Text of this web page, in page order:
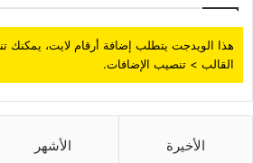
هذا الويدجت يتطلب إضافة أرقام لايت، يمكنك
القالب > تنصيب الإضافات.
الأخيرة الأشهر